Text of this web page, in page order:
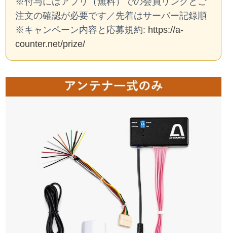
注文の確認が必要です／先着はサーバー記録順
※キャンペーン内容と応募規約: https://a-
counter.net/prize/